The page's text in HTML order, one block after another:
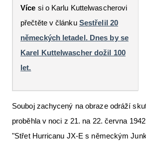
Více si o Karlu Kuttelwascherovi
přečtěte v článku Sestřelil 20
německých letadel. Dnes by se
Karel Kuttelwascher dožil 100
let.
Souboj zachycený na obraze odráží
proběhla v noci z 21. na 22. června
"Střet Hurricanu JX-E s německým